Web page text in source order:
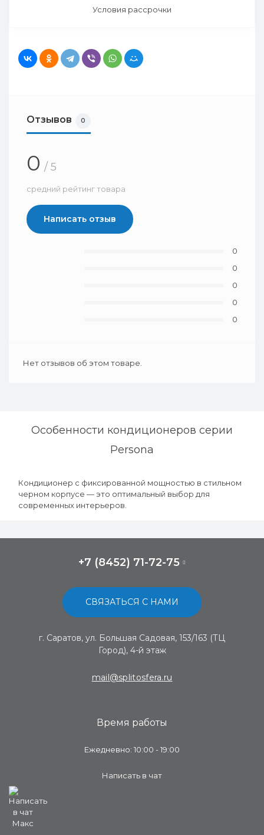
Условия рассрочки
Отзывов 0
0 / 5
средний рейтинг товара
Написать отзыв
0
0
0
0
0
Нет отзывов об этом товаре.
Особенности кондиционеров серии
Persona
Кондиционер с фиксированной мощностью в стильном
черном корпусе — это оптимальный выбор для
современных интерьеров.
+7 (8452) 71-72-75
СВЯЗАТЬСЯ С НАМИ
г. Саратов, ул. Большая Садовая, 153/163 (ТЦ
Город), 4-й этаж
mail@splitosfera.ru
Время работы
Ежедневно: 10:00 - 19:00
Написать в чат